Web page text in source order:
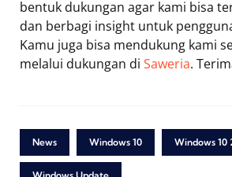
bentuk dukungan agar kami bisa
dan berbagi insight untuk
Kamu juga bisa mendukung kami
melalui dukungan di Saweria.
News Windows 10 Windows 10